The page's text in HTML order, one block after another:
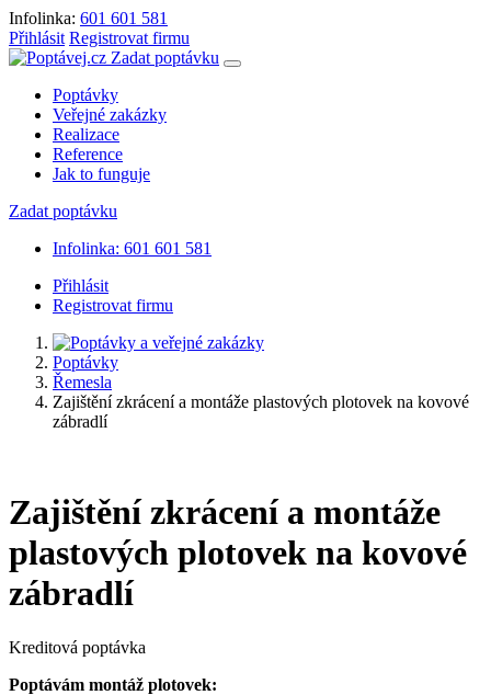
Infolinka: 601 601 581
Přihlásit Registrovat firmu
Zadat poptávku
Poptávky
Veřejné zakázky
Realizace
Reference
Jak to funguje
Zadat poptávku
Infolinka: 601 601 581
Přihlásit
Registrovat firmu
Poptávky
Řemesla
Zajištění zkrácení a montáže plastových plotovek na kovové
zábradlí
Zajištění zkrácení a montáže
plastových plotovek na kovové
zábradlí
Kreditová poptávka
Poptávám montáž plotovek: